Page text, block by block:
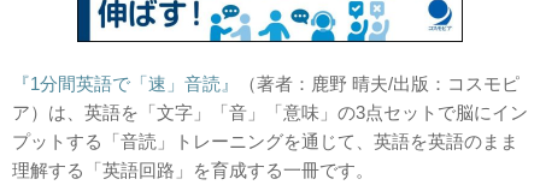
『1分間英語で「速」音読』
（著者：鹿野 晴夫/出版：コスモピ
ア）は、英語を「文字」「音」「意味」の3点セットで脳にイン
プットする「音読」トレーニングを通じて、英語を英語のまま
理解する「英語回路」を育成する一冊です。